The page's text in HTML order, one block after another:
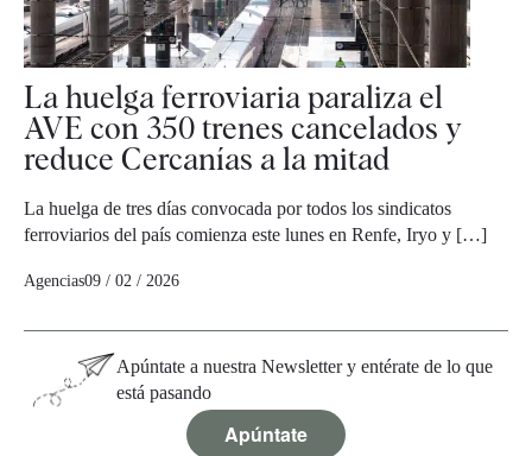
La huelga ferroviaria paraliza el
AVE con 350 trenes cancelados y
reduce Cercanías a la mitad
La huelga de tres días convocada por todos los sindicatos
ferroviarios del país comienza este lunes en Renfe, Iryo y […]
Agencias09 / 02 / 2026
Apúntate a nuestra Newsletter y entérate de lo que
está pasando
Apúntate